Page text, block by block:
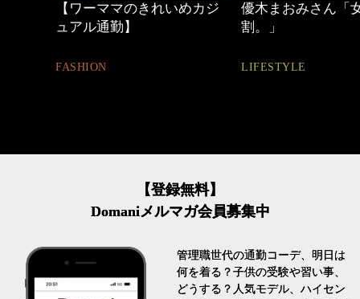
優木まおみさん「女の時間
割。」
LIFESTYLE
40代の小顔メイク
【登録無料】
Domaniメルマガ会員募集中
管理職世代の通勤コーデ、明日は
何を着る？子供の受験や習い事、
どうする？人気モデル、ハイセン